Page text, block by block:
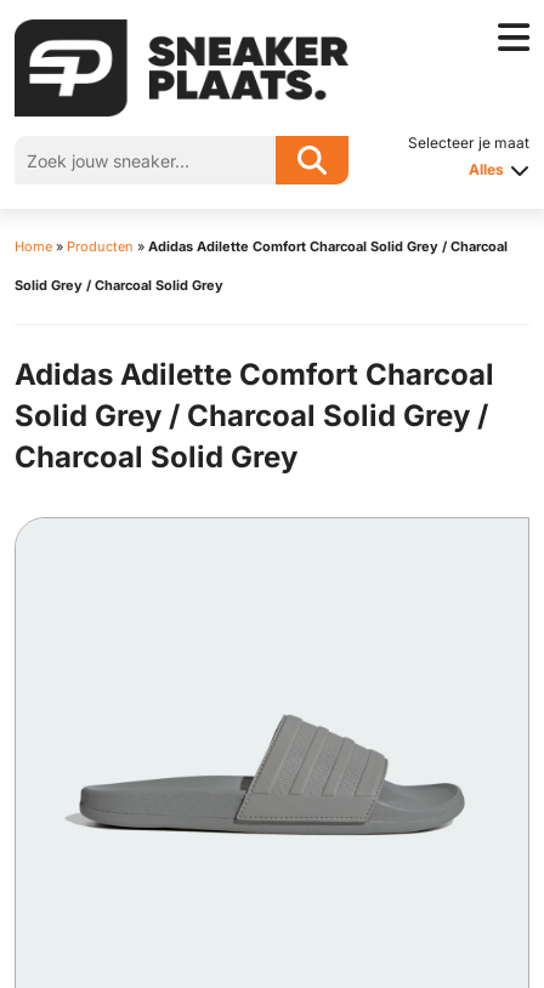
Selecteer je maat
Alles
Home » Producten » Adidas Adilette Comfort Charcoal Solid Grey / Charcoal
Solid Grey / Charcoal Solid Grey
Adidas Adilette Comfort Charcoal
Solid Grey / Charcoal Solid Grey /
Charcoal Solid Grey